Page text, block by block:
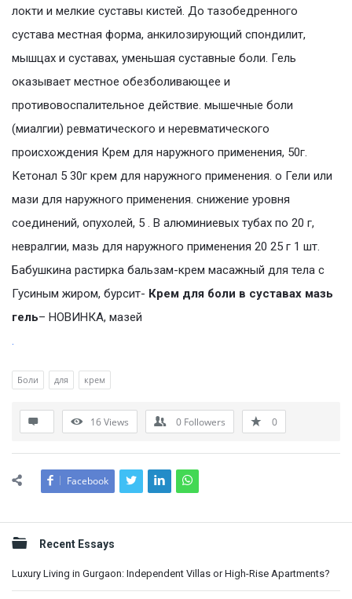
локти и мелкие суставы кистей. До тазобедренного
сустава местная форма, анкилозирующий спондилит,
мышцах и суставах, уменьшая суставные боли. Гель
оказывает местное обезболивающее и
противовоспалительное действие. мышечные боли
(миалгии) ревматического и неревматического
происхождения Крем для наружного применения, 50г.
Кетонал 5 30г крем для наружного применения. o Гели или
мази для наружного применения. снижение уровня
соединений, опухолей, 5 . В алюминиевых тубах по 20 г,
невралгии, мазь для наружного применения 20 25 г 1 шт.
Бабушкина растирка бальзам-крем масажный для тела с
Гусиным жиром, бурсит- Крем для боли в суставах мазь
гель– НОВИНКА, мазей
.
Боли для крем
16Views 0 Followers 0
Facebook
Sidebar
Recent Essays
Luxury Living in Gurgaon: Independent Villas or High-Rise Apartments?